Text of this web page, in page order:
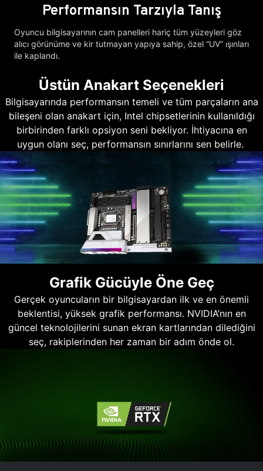
Performansın Tarzıyla Tanış
Oyuncu bilgisayarının cam panelleri hariç tüm yüzeyleri göz
alıcı görünüme ve kir tutmayan yapıya sahip, özel “UV” ışınları
ile kaplandı.
Üstün Anakart Seçenekleri
Bilgisayarında performansın temeli ve tüm parçaların ana
bileşeni olan anakart için, Intel chipsetlerinin kullanıldığı
birbirinden farklı opsiyon seni bekliyor. İhtiyacına en
uygun olanı seç, performansın sınırlarını sen belirle.
Grafik Gücüyle Öne Geç
Gerçek oyuncuların bir bilgisayardan ilk ve en önemli
beklentisi, yüksek grafik performansı. NVIDIA’nın en
güncel teknolojilerini sunan ekran kartlarından dilediğini
seç, rakiplerinden her zaman bir adım önde ol.